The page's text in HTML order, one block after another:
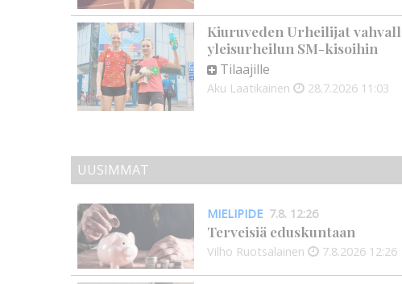
Kiuruveden Urheilijat
yleisurheilun SM-kisoihin
Tilaajille
Aku Laatikainen 28.7.2026 11:03
UUSIMMAT
MIELIPIDE 7.8. 12:26
Terveisiä eduskuntaan
Vilho Ruotsalainen 7.8.2026 12:26